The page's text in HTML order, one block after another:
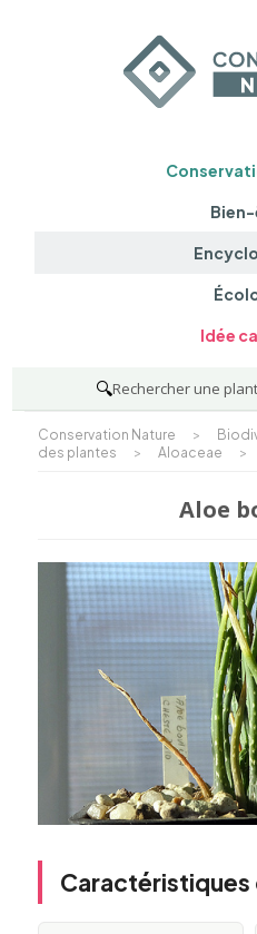
Idée
🔍Rechercher une
Conservation Nature >
des plantes
> Aloaceae >
Aloe